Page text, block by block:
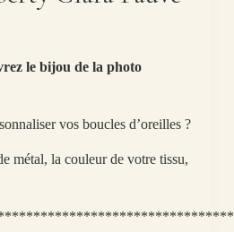
le bijou de la photo
vos boucles d’oreilles ?
métal, la couleur de votre tissu,